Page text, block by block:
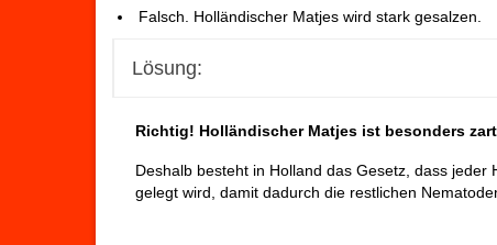
Falsch. Holländischer Matjes wird stark gesalzen.
Lösung:
Richtig! Holländischer Matjes ist besonders
Deshalb besteht in Holland das Gesetz, dass
gelegt wird, damit dadurch die restlichen